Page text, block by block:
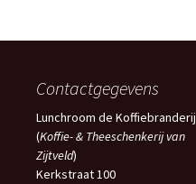
Contactgegevens
Lunchroom de Koffiebranderij
(Koffie- & Theeschenkerij van
Zijtveld)
Kerkstraat 100